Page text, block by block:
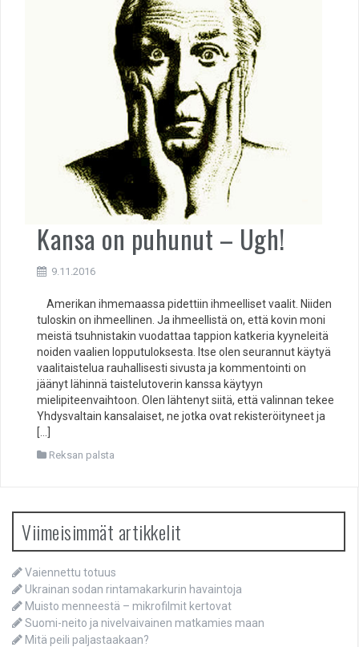
Kansa on puhunut – Ugh!
9.11.2016
Amerikan ihmemaassa pidettiin ihmeelliset vaalit. Niiden
tuloskin on ihmeellinen. Ja ihmeellistä on, että kovin moni
meistä tsuhnistakin vuodattaa tappion katkeria kyyneleitä
noiden vaalien lopputuloksesta. Itse olen seurannut käytyä
vaalitaistelua rauhallisesti sivusta ja kommentointi on
jäänyt lähinnä taistelutoverin kanssa käytyyn
mielipiteenvaihtoon. Olen lähtenyt siitä, että valinnan tekee
Yhdysvaltain kansalaiset, ne jotka ovat rekisteröityneet ja
[…]
Reksan palsta
Viimeisimmät artikkelit
Vaiennettu totuus
Ukrainan sodan rintamakarkurin havaintoja
Muisto menneestä – mikrofilmit kertovat
Suomi-neito ja nivelvaivainen matkamies maan
Mitä peili paljastaakaan?